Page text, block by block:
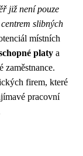
již není pouze
slibných
místních
platy a
zaměstnance.
firem, které
pracovní